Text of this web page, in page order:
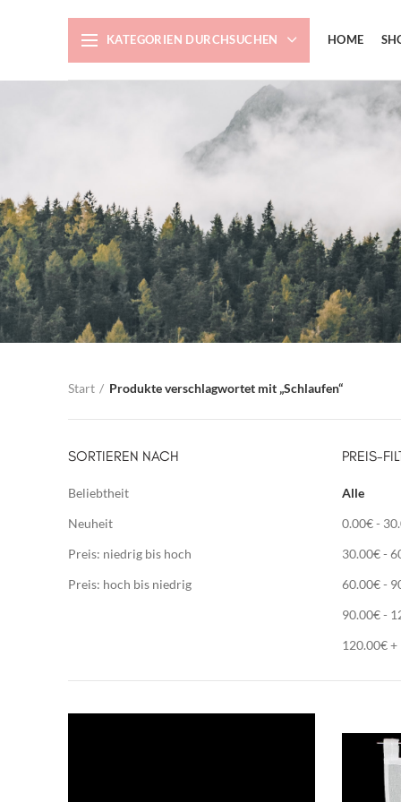
KATEGORIEN DURCHSUCHEN HOME
Start Produkte verschlagwortet mit „Schlaufen“
SORTIEREN NACH
Beliebtheit
Neuheit
Preis: niedrig bis hoch
Preis: hoch bis niedrig
PREIS-
Alle
0.00€-
30.00€-
60.00€-
90.00€-
120.00€+